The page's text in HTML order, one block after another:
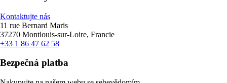
Kontaktujte nás
11 rue Bernard Maris
37270 Montlouis-sur-Loire, Francie
+33 1 86 47 62 58
Bezpečná platba